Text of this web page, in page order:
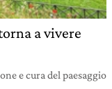
a vivere
e cura del paesaggio